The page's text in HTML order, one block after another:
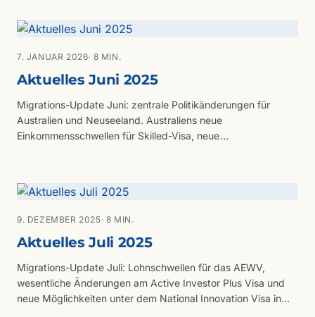
in New South Wales.
7. JANUAR 2026· 8 MIN.
Aktuelles Juni 2025
Migrations-Update Juni: zentrale Politikänderungen für
Australien und Neuseeland. Australiens neue
Einkommensschwellen für Skilled-Visa, neue
und neue Befreiungen für ausländische Qualifikationen.
9. DEZEMBER 2025· 8 MIN.
Aktuelles Juli 2025
Migrations-Update Juli: Lohnschwellen für das AEWV,
wesentliche Änderungen am Active Investor Plus Visa und
neue Möglichkeiten unter dem National Innovation Visa in